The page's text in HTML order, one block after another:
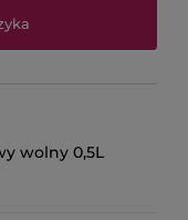
wolny 0,5L